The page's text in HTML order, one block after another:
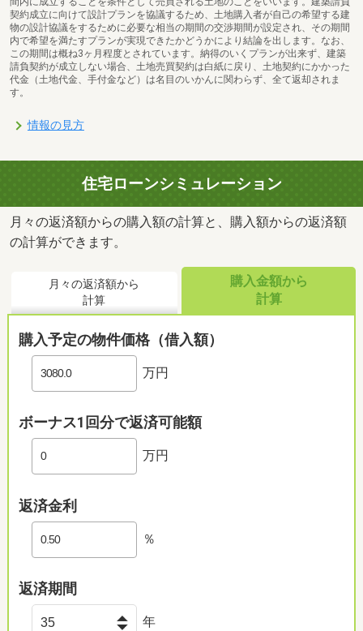
契約成立に向けて設計プランを協議するため、土地購入者が自己の希望する建
物の設計協議をするために必要な相当の期間の交渉期間が設定され、その期間
内で希望を満たすプランが実現できたかどうかにより結論を出します。なお、
この期間は概ね3ヶ月程度とされています。納得のいくプランが出来ず、建築
請負契約が成立しない場合、土地売買契約は白紙に戻り、土地契約にかかった
代金（土地代金、手付金など）は名目のいかんに関わらず、全て返却されま
す。
情報の見方
住宅ローンシミュレーション
月々の返済額からの購入額の計算と、購入額からの返済額
の計算ができます。
月々の返済額から
計算
購入金額から
計算
購入予定の物件価格（借入額）
万円
ボーナス1回分で返済可能額
万円
返済金利
％
返済期間
年